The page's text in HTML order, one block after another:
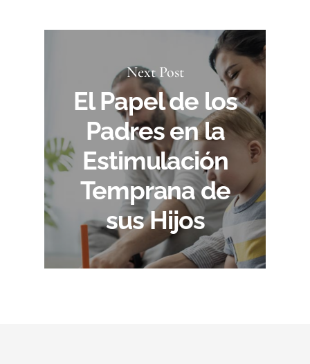
Next Post
El Papel de los
Padres en la
Estimulación
Temprana de
sus Hijos